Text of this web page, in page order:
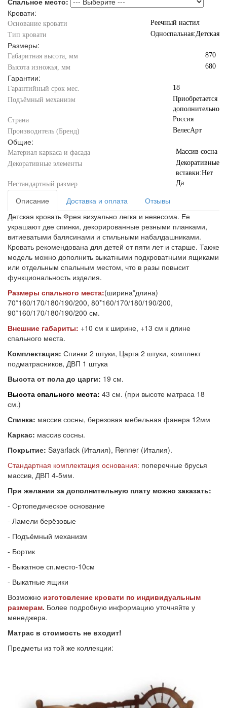
Кровати:
Основание кровати
Реечный настил
Тип кровати
Односпальная:Детская
Размеры:
Габаритная высота, мм
870
Высота изножья, мм
680
Гарантии:
Гарантийный срок мес.
18
Подъёмный механизм
Приобретается
дополнительно
Страна
Россия
Производитель (Бренд)
ВелесАрт
Общие:
Материал каркаса и фасада
Массив сосна
Декоративные элементы
Декоративные
вставки:Нет
Нестандартный размер
Да
Описание Доставка и оплата
Отзывы
Детская кровать Фрея визуально легка и невесома. Ее
украшают две спинки, декорированные резными планками,
витиеватыми балясинами и стильными набалдашниками.
Кровать рекомендована для детей от пяти лет и старше. Также
модель можно дополнить выкатными подкроватными ящиками
или отдельным спальным местом, что в разы повысит
функциональность изделия.
Размеры спального места:(ширина*длина)
70*160/170/180/190/200, 80*160/170/180/190/200,
90*160/170/180/190/200 см.
Внешние габариты: +10 см к ширине, +13 см к длине
спального места.
Комплектация: Спинки 2 штуки, Царга 2 штуки, комплект
подматрасников, ДВП 1 штука
Высота от пола до царги: 19 см.
Высота спального места: 43 см. (при высоте матраса 18
см.)
Спинка: массив сосны, березовая мебельная фанера 12мм
Каркас: массив сосны.
Покрытие: Sayarlack (Италия), Renner (Италия).
Стандартная комплектация основания: поперечные брусья
массив, ДВП 4-5мм.
При желании за дополнительную плату можно заказать:
- Ортопедическое основание
- Ламели берёзовые
- Подъёмный механизм
- Бортик
- Выкатное сп.место-10см
- Выкатные ящики
Возможно изготовление кровати по индивидуальным
размерам. Более подробную информацию уточняйте у
менеджера.
Матрас в стоимость не входит!
Предметы из той же коллекции: